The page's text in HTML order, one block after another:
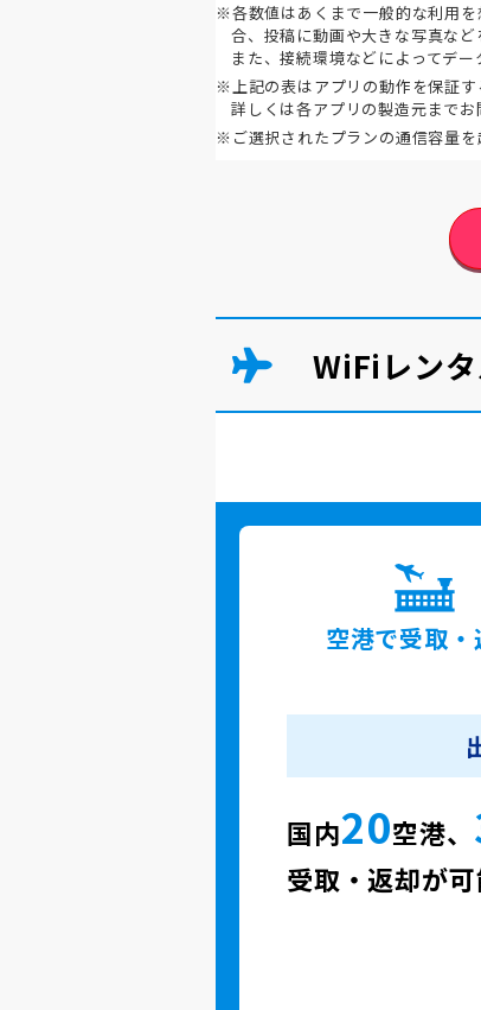
※各数値はあくまで一般的な利用
合、投稿に動画や大きな写真な
また、接続環境などによってデ
※上記の表はアプリの動作を保証す
詳しくは各アプリの製造元までお
※ご選択されたプランの通信容量を
WiFiレン
空港で受取・
国内20空港、
受取・返却が可